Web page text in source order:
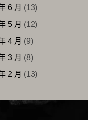
6 月 (13)
5 月 (12)
4 月 (9)
3 月 (8)
2 月 (13)